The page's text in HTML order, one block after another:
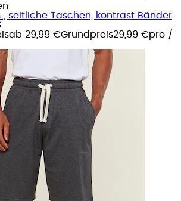
, seitliche Taschen, kontrast Bänder
ab 29,99 €Grundpreis29,99 €pro /